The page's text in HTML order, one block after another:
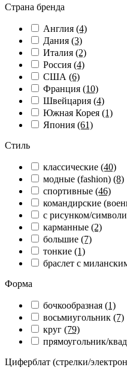
Страна бренда
Англия (4)
Дания (3)
Италия (2)
Россия (4)
США (6)
Франция (10)
Швейцария (4)
Южная Корея (1)
Япония (61)
Стиль
классические (40)
модные (fashion) (8)
спортивные (46)
командирские
с рисунком/
карманные (2)
большие (7)
тонкие (1)
браслет с
Форма
бочкообразная (1)
восьмиугольник (7)
круг (79)
прямоугольник/
Циферблат (стрелки/